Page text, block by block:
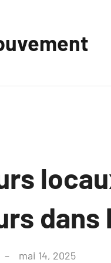
dans
mai 14, 2025